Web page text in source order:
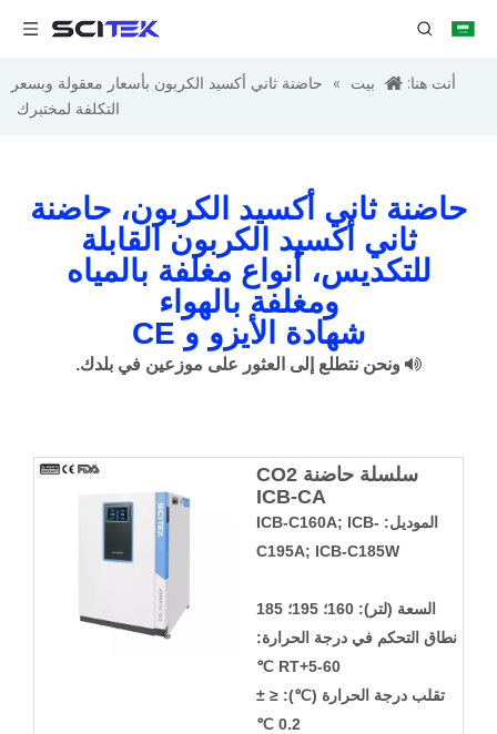
أنت هنا: بيت »
حاضنة ثاني أكسيد الكربون بأسعار معقولة وبسعر
التكلفة لمختبرك
حاضنة ثاني أكسيد الكربون، حاضنة
ثاني أكسيد الكربون القابلة
للتكديس، أنواع مغلفة بالمياه
ومغلفة بالهواء
شهادة الأيزو و CE
 ونحن نتطلع إلى العثور على موزعين في بلدك.
سلسلة حاضنة CO2
ICB-CA
الموديل: ICB-C160A; ICB-
C195A; ICB-C185W
السعة (لتر): 160؛ 195؛ 185
نطاق التحكم في درجة الحرارة:
RT+5-60 ℃
تقلب درجة الحرارة (℃): ≤ ±
0.2 ℃